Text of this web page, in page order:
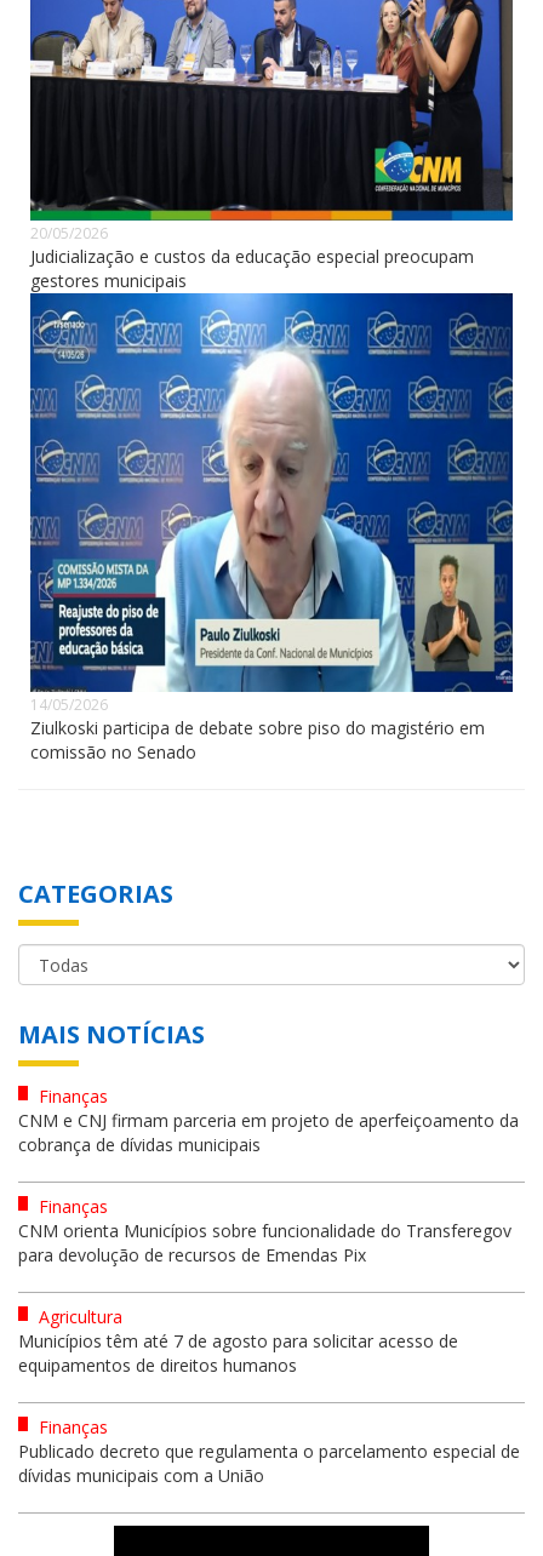
20/05/2026
Judicialização e custos da educação especial preocupam
gestores municipais
14/05/2026
Ziulkoski participa de debate sobre piso do magistério em
comissão no Senado
CATEGORIAS
MAIS NOTÍCIAS
Finanças
CNM e CNJ firmam parceria em projeto de aperfeiçoamento da
cobrança de dívidas municipais
Finanças
CNM orienta Municípios sobre funcionalidade do Transferegov
para devolução de recursos de Emendas Pix
Agricultura
Municípios têm até 7 de agosto para solicitar acesso de
equipamentos de direitos humanos
Finanças
Publicado decreto que regulamenta o parcelamento especial de
dívidas municipais com a União